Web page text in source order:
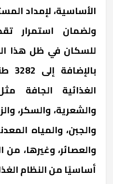
الأساسية، لإمداد
ولضمان استمرار
للسكان في ظل هذا
الغذائية الجافة
والشعرية، والسكر،
والجبن، والمياه
والعصائر، وغيرها، من
أساسيًا من النظام